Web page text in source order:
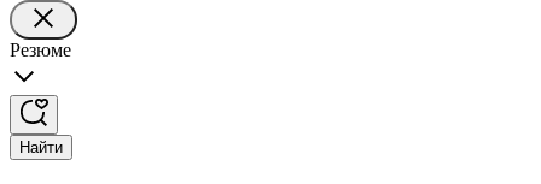
Резюме
Найти